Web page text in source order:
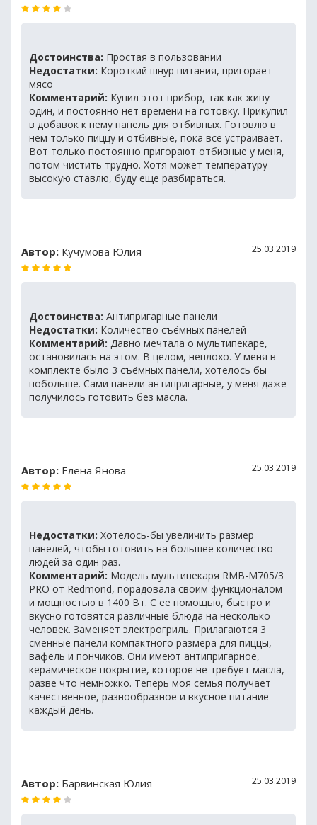
Достоинства: Простая в пользовании
Недостатки: Короткий шнур питания, пригорает
мясо
Комментарий: Купил этот прибор, так как живу
один, и постоянно нет времени на готовку. Прикупил
в добавок к нему панель для отбивных. Готовлю в
нем только пиццу и отбивные, пока все устраивает.
Вот только постоянно пригорают отбивные у меня,
потом чистить трудно. Хотя может температуру
высокую ставлю, буду еще разбираться.
Автор: Кучумова Юлия 25.03.2019
Достоинства: Антипригарные панели
Недостатки: Количество съёмных панелей
Комментарий: Давно мечтала о мультипекаре,
остановилась на этом. В целом, неплохо. У меня в
комплекте было 3 съёмных панели, хотелось бы
побольше. Сами панели антипригарные, у меня даже
получилось готовить без масла.
Автор: Елена Янова 25.03.2019
Недостатки: Хотелось-бы увеличить размер
панелей, чтобы готовить на большее количество
людей за один раз.
Комментарий: Модель мультипекаря RMB-M705/3
PRO от Redmond, порадовала своим функционалом
и мощностью в 1400 Вт. С ее помощью, быстро и
вкусно готовятся различные блюда на несколько
человек. Заменяет электрогриль. Прилагаются 3
сменные панели компактного размера для пиццы,
вафель и пончиков. Они имеют антипригарное,
керамическое покрытие, которое не требует масла,
разве что немножко. Теперь моя семья получает
качественное, разнообразное и вкусное питание
каждый день.
Автор: Барвинская Юлия 25.03.2019